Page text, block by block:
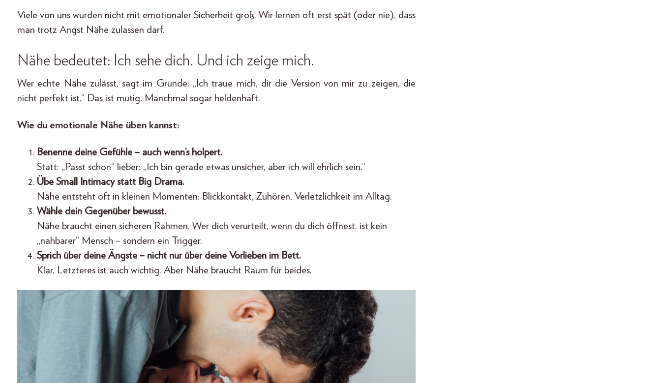
Viele von uns wurden nicht mit emotionaler Sicherheit groß. Wir lernen oft erst spät (oder nie), dass
man trotz Angst Nähe zulassen darf.
Nähe bedeutet: Ich sehe dich. Und ich zeige mich.
Wer echte Nähe zulässt, sagt im Grunde: „Ich traue mich, dir die Version von mir zu zeigen, die
nicht perfekt ist.“ Das ist mutig. Manchmal sogar heldenhaft.
Wie du emotionale Nähe üben kannst:
Benenne deine Gefühle – auch wenn’s holpert.
Statt: „Passt schon“ lieber: „Ich bin gerade etwas unsicher, aber ich will ehrlich sein.“
Übe Small Intimacy statt Big Drama.
Nähe entsteht oft in kleinen Momenten: Blickkontakt, Zuhören, Verletzlichkeit im Alltag.
Wähle dein Gegenüber bewusst.
Nähe braucht einen sicheren Rahmen. Wer dich verurteilt, wenn du dich öffnest, ist kein
„nahbarer“ Mensch – sondern ein Trigger.
Sprich über deine Ängste – nicht nur über deine Vorlieben im Bett.
Klar, Letzteres ist auch wichtig. Aber Nähe braucht Raum für beides.